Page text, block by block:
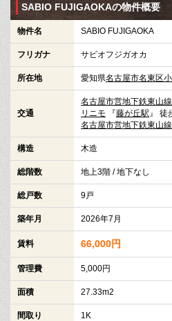
SABIO FUJIGAOKAの物件概要
物件名 SABIO FUJIGAOKA
フリガナ サビオフジガオカ
所在地 愛知県名古屋市名東区
交通
名古屋市営地下鉄東山線
リニモ 『藤が丘駅 』 徒
名古屋市営地下鉄東山線
構造 木造
総階数 地上3階 / 地下なし
総戸数 9戸
築年月 2026年7月
賃料 66,000円
管理費 5,000円
面積 27.33m2
間取り 1K